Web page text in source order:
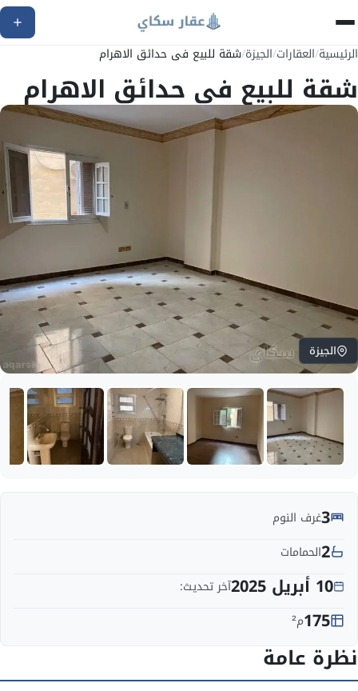
الرئيسية/العقارات/الجيزة/شقة للبيع فى حدائق الاهرام
شقة للبيع فى حدائق الاهرام
الجيزة
3غرف النوم
2الحمامات
10 أبريل 2025 آخر تحديث:
175م²
نظرة عامة